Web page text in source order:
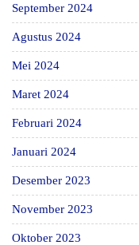
September 2024
Agustus 2024
Mei 2024
Maret 2024
Februari 2024
Januari 2024
Desember 2023
November 2023
Oktober 2023